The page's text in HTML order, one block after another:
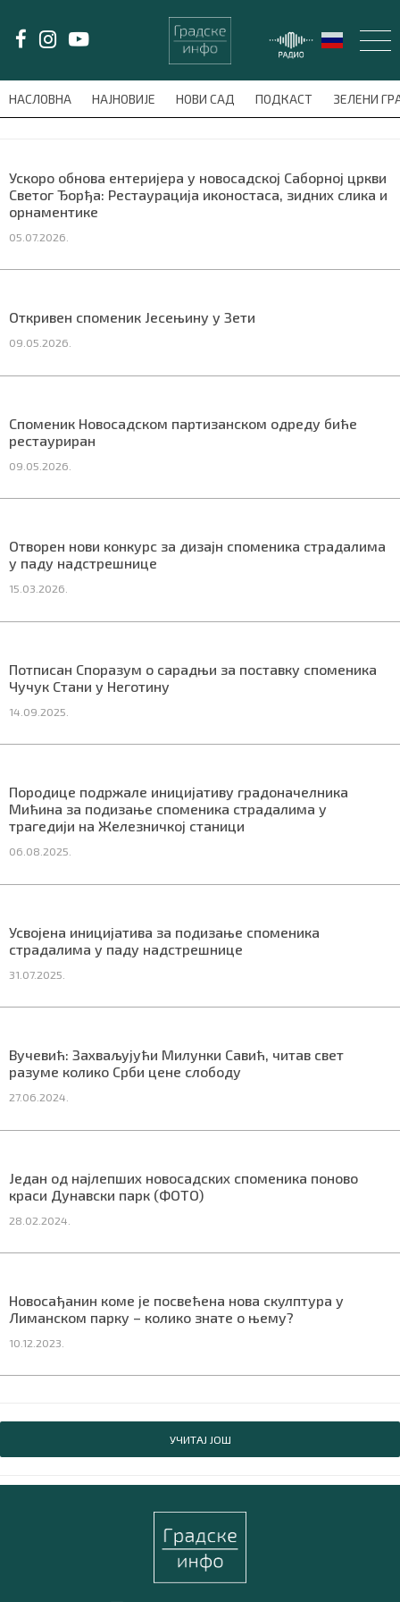
НАСЛОВНА НАЈНОВИЈЕ НОВИ САД ПОДКАСТ ЗЕЛЕНИ
meni'); $this_item = current( wp_filter_object_list(
Ускоро обнова ентеријера у новосадској Саборној цркви
Светог Ђорђа: Рестаурација иконостаса, зидних слика и
орнаментике
05.07.2026.
Откривен споменик Јесењину у Зети
09.05.2026.
Споменик Новосадском партизанском одреду биће
рестауриран
09.05.2026.
Отворен нови конкурс за дизајн споменика страдалима
у паду надстрешнице
15.03.2026.
Потписан Споразум о сарадњи за поставку споменика
Чучук Стани у Неготину
14.09.2025.
Породице подржале иницијативу градоначелника
Мићина за подизање споменика страдалима у
трагедији на Железничкој станици
06.08.2025.
Усвојена иницијатива за подизање споменика
страдалима у паду надстрешнице
31.07.2025.
Вучевић: Захваљујући Милунки Савић, читав свет
разуме колико Срби цене слободу
27.06.2024.
Један од најлепших новосадских споменика поново
краси Дунавски парк (ФОТО)
28.02.2024.
Новосађанин коме је посвећена нова скулптура у
Лиманском парку – колико знате о њему?
10.12.2023.
УЧИТАЈ ЈОШ
LAT/ЋИР
НАЈНОВИЈЕ
ЗЕЛЕНИ ГРАД
ВИДЕО
СПЕЦИЈАЛИ
СРБИЈА
СПОРТ
ПРЕУЗМИТЕ НАШУ АПЛИКАЦИЈУ